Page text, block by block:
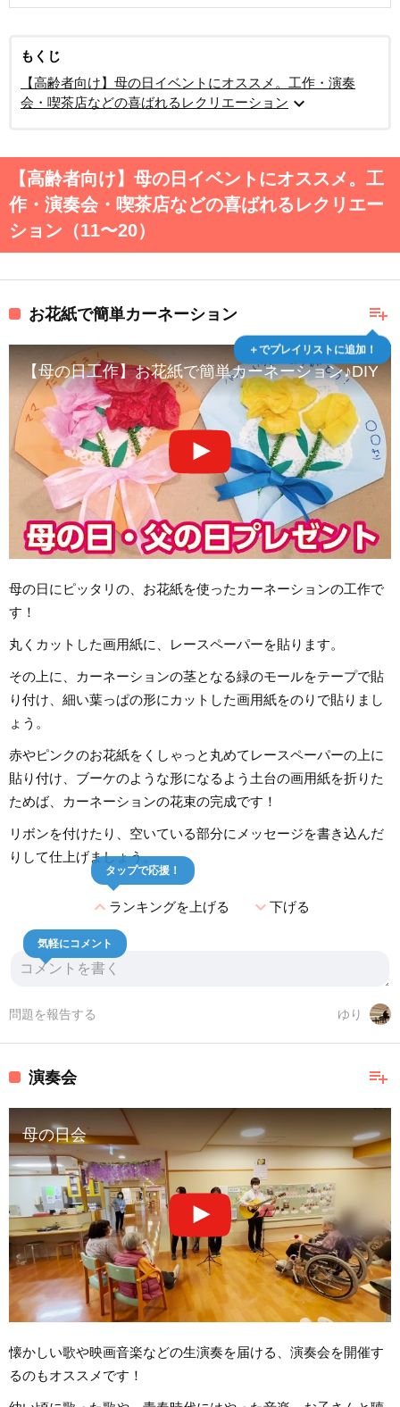
もくじ
【高齢者向け】母の日イベントにオススメ。工作・演奏
会・喫茶店などの喜ばれるレクリエーション expand_more
【高齢者向け】母の日イベントにオススメ。工
作・演奏会・喫茶店などの喜ばれるレクリエー
ション（11〜20）
playlist_add
＋でプレイリストに追加！
お花紙で簡単カーネーション
【母の日工作】お花紙で簡単カーネーション♪DIY
母の日にピッタリの、お花紙を使ったカーネーションの工作で
す！
丸くカットした画用紙に、レースペーパーを貼ります。
その上に、カーネーションの茎となる緑のモールをテープで貼
り付け、細い葉っぱの形にカットした画用紙をのりで貼りまし
ょう。
赤やピンクのお花紙をくしゃっと丸めてレースペーパーの上に
貼り付け、ブーケのような形になるよう土台の画用紙を折りた
ためば、カーネーションの花束の完成です！
リボンを付けたり、空いている部分にメッセージを書き込んだ
りして仕上げましょう。
expand_lessランキングを上げる
タップで応援！
expand_more下げる
気軽にコメント
ゆり
問題を報告する
playlist_add
演奏会
母の日会
懐かしい歌や映画音楽などの生演奏を届ける、演奏会を開催す
るのもオススメです！